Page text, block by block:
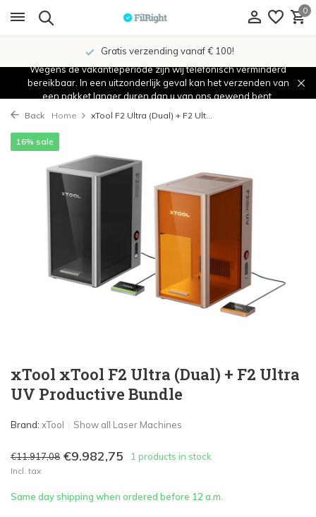
0
Gratis verzending vanaf € 100!
Wegens de vakantieperiode zijn wij telefonisch verminderd
bereikbaar. In een uitzonderlijk geval kan het verzenden van
een pakket langer duren dan u van ons gewend bent.
Back Home xTool F2 Ultra (Dual) + F2 Ult...
xTool xTool F2 Ultra (Dual) + F2 Ultra
UV Productive Bundle
16% sale
Brand: xTool Show all Laser Machines
€11.917,08 €9.982,75 1 products in stock
Incl. tax
Same day shipping when ordered before 12 a.m.